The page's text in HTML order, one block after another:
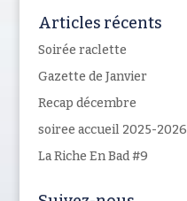
Articles récents
Soirée raclette
Gazette de Janvier
Recap décembre
soiree accueil 2025-2026
La Riche En Bad #9